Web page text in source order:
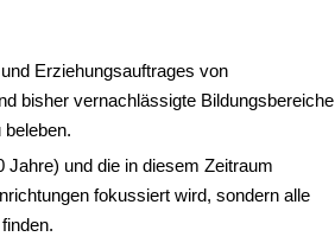
Erziehungsauftrages von
bisher vernachlässigte Bildungsbereiche
und die in diesem Zeitraum
fokussiert wird, sondern alle